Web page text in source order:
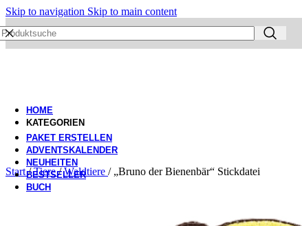
Skip to navigation Skip to main content
HOME
KATEGORIEN
PAKET ERSTELLEN
ADVENTSKALENDER
NEUHEITEN
BESTSELLER
BUCH
Start/ Tiere/ Waldtiere / „Bruno der Bienenbär“ Stickdatei